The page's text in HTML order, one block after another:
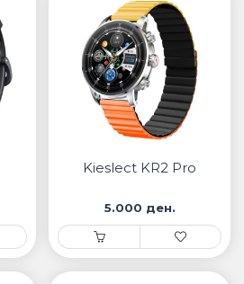
Kieslect KR2 Pro
5.000 ден.